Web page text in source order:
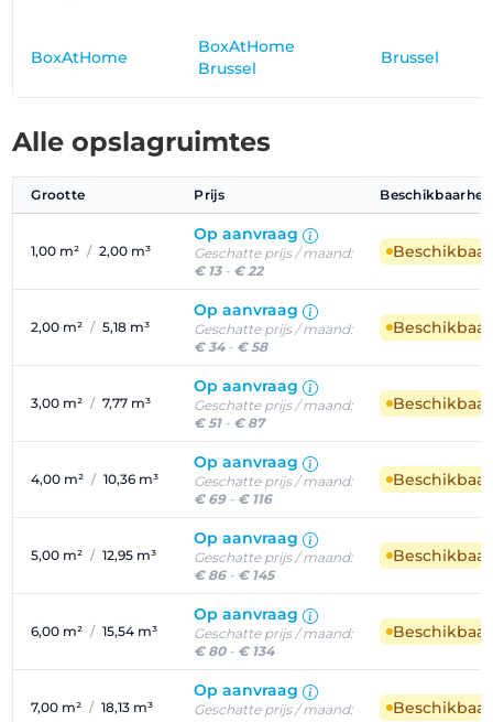
BoxAtHome
BoxAtHome
Brussel
Brussel
Alle opslagruimtes
Grootte Prijs
1,00 m² / 2,00 m³
Op aanvraag
Geschatte prijs / maand:
€ 13- € 22
2,00 m² / 5,18 m³
Op aanvraag
Geschatte prijs / maand:
€ 34- € 58
3,00 m² / 7,77 m³
Op aanvraag
Geschatte prijs / maand:
€ 51- € 87
4,00 m² / 10,36 m³
Op aanvraag
Geschatte prijs / maand:
€ 69- € 116
5,00 m² / 12,95 m³
Op aanvraag
Geschatte prijs / maand:
€ 86- € 145
6,00 m² / 15,54 m³
Op aanvraag
Geschatte prijs / maand:
€ 80- € 134
7,00 m² / 18,13 m³
Op aanvraag
Geschatte prijs / maand: